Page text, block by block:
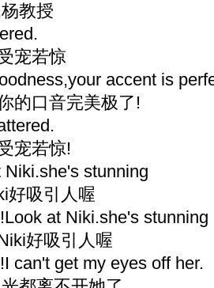
教授
宠若惊
accent is
的口音完美极了!
宠若惊!
stunning
好吸引人喔
at Niki.she's stunning
好吸引人喔
can't get my eyes off her.